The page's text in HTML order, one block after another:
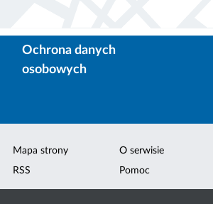
Ochrona danych
osobowych
Mapa strony
RSS
O serwisie
Pomoc